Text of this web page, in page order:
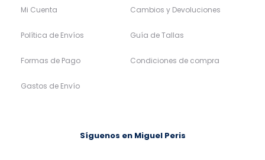
Mi Cuenta
Política de Envíos
Formas de Pago
Gastos de Envío
Cambios y Devoluciones
Guía de Tallas
Condiciones de compra
Síguenos en Miguel Peris